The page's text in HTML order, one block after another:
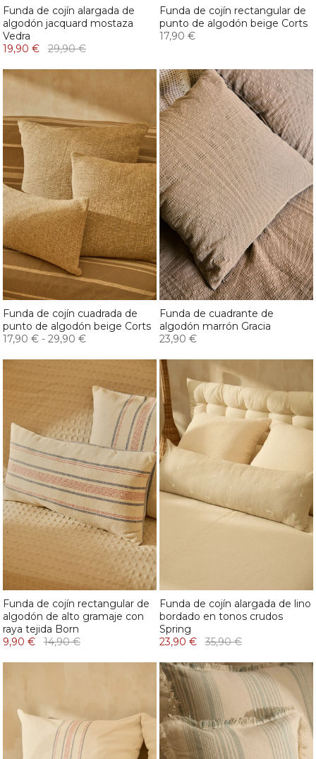
Funda de cojín alargada de
algodón jacquard mostaza
Vedra
19,90 €
29,90 €
Funda de cojín rectangular de
punto de algodón beige Corts
17,90 €
Funda de cojín cuadrada de
punto de algodón beige Corts
17,90 € - 29,90 €
Funda de cuadrante de
algodón marrón Gracia
23,90 €
Funda de cojín rectangular de
algodón de alto gramaje con
raya tejida Born
9,90 €
14,90 €
Funda de cojín alargada de lino
bordado en tonos crudos
Spring
23,90 €
35,90 €